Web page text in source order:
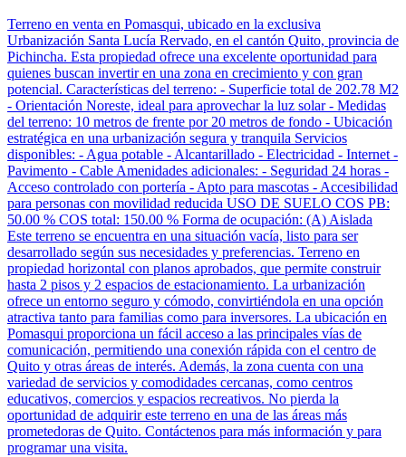
Terreno en venta en Pomasqui, ubicado en la exclusiva
Urbanización Santa Lucía Rervado, en el cantón Quito, provincia de
Pichincha. Esta propiedad ofrece una excelente oportunidad para
quienes buscan invertir en una zona en crecimiento y con gran
potencial. Características del terreno: - Superficie total de 202.78 M2
- Orientación Noreste, ideal para aprovechar la luz solar - Medidas
del terreno: 10 metros de frente por 20 metros de fondo - Ubicación
estratégica en una urbanización segura y tranquila Servicios
disponibles: - Agua potable - Alcantarillado - Electricidad - Internet -
Pavimento - Cable Amenidades adicionales: - Seguridad 24 horas -
Acceso controlado con portería - Apto para mascotas - Accesibilidad
para personas con movilidad reducida USO DE SUELO COS PB:
50.00 % COS total: 150.00 % Forma de ocupación: (A) Aislada
Este terreno se encuentra en una situación vacía, listo para ser
desarrollado según sus necesidades y preferencias. Terreno en
propiedad horizontal con planos aprobados, que permite construir
hasta 2 pisos y 2 espacios de estacionamiento. La urbanización
ofrece un entorno seguro y cómodo, convirtiéndola en una opción
atractiva tanto para familias como para inversores. La ubicación en
Pomasqui proporciona un fácil acceso a las principales vías de
comunicación, permitiendo una conexión rápida con el centro de
Quito y otras áreas de interés. Además, la zona cuenta con una
variedad de servicios y comodidades cercanas, como centros
educativos, comercios y espacios recreativos. No pierda la
oportunidad de adquirir este terreno en una de las áreas más
prometedoras de Quito. Contáctenos para más información y para
programar una visita.